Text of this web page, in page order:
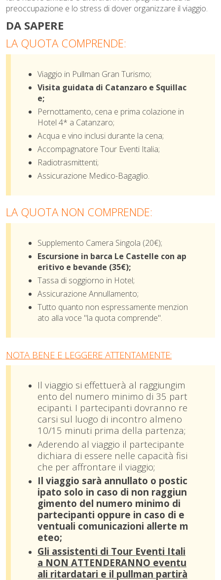
preoccupazione e lo stress di dover organizzare il viaggio.
DA SAPERE
LA QUOTA COMPRENDE:
Viaggio in Pullman Gran Turismo;
Visita guidata di Catanzaro e Squillac
e;
Pernottamento, cena e prima colazione in
Hotel 4* a Catanzaro;
Acqua e vino inclusi durante la cena;
Accompagnatore Tour Eventi Italia;
Radiotrasmittenti;
Assicurazione Medico-Bagaglio.
LA QUOTA NON COMPRENDE:
Supplemento Camera Singola (20€);
Escursione in barca Le Castelle con ap
eritivo e bevande (35€);
Tassa di soggiorno in Hotel;
Assicurazione Annullamento;
Tutto quanto non espressamente menzion
ato alla voce "la quota comprende".
NOTA BENE E LEGGERE ATTENTAMENTE:
Il viaggio si effettuerà al raggiungim
ento del numero minimo di 35 part
ecipanti. I partecipanti dovranno re
carsi sul luogo di incontro almeno
10/15 minuti prima della partenza;
Aderendo al viaggio il partecipante
dichiara di essere nelle capacità fisi
che per affrontare il viaggio;
Il viaggio sarà annullato o postic
ipato solo in caso di non raggiun
gimento del numero minimo di
partecipanti oppure in caso di e
ventuali comunicazioni allerte m
eteo;
Gli assistenti di Tour Eventi Itali
a NON ATTENDERANNO eventu
ali ritardatari e il pullman partirà